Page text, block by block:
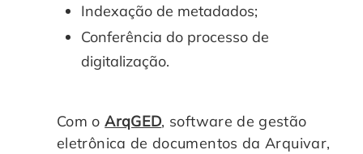
Indexação de metadados;
Conferência do processo de
digitalização.
Com oArqGED, software de gestão
eletrônica de documentos da Arquivar,